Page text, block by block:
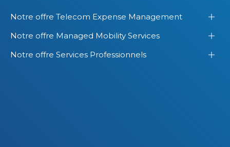
Notre offre Telecom Expense Management
Notre offre Managed Mobility Services
Notre offre Services Professionnels